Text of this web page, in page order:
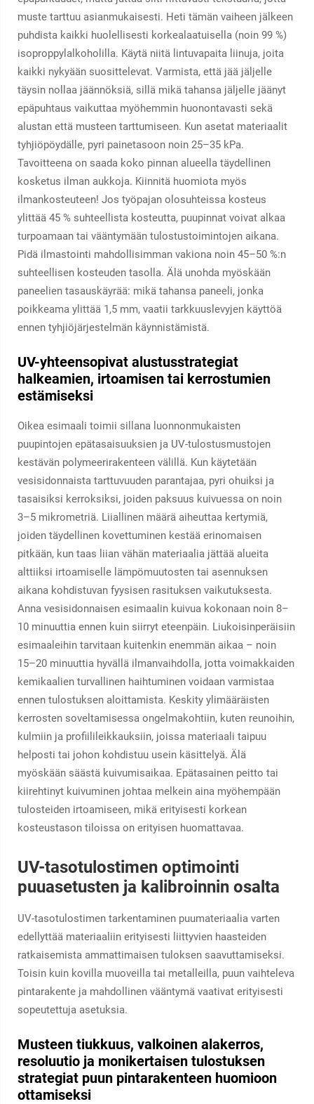
muste tarttuu asianmukaisesti. Heti tämän vaiheen jälkeen
puhdista kaikki huolellisesti korkealaatuisella (noin 99 %)
isoproppylalkoholilla. Käytä niitä lintuvapaita liinuja, joita
kaikki nykyään suosittelevat. Varmista, että jää jäljelle
täysin nollaa jäännöksiä, sillä mikä tahansa jäljelle jäänyt
epäpuhtaus vaikuttaa myöhemmin huonontavasti sekä
alustan että musteen tarttumiseen. Kun asetat materiaalit
tyhjiöpöydälle, pyri painetasoon noin 25–35 kPa.
Tavoitteena on saada koko pinnan alueella täydellinen
kosketus ilman aukkoja. Kiinnitä huomiota myös
ilmankosteuteen! Jos työpajan olosuhteissa kosteus
ylittää 45 % suhteellista kosteutta, puupinnat voivat alkaa
turpoamaan tai vääntymään tulostustoimintojen aikana.
Pidä ilmastointi mahdollisimman vakiona noin 45–50 %:n
suhteellisen kosteuden tasolla. Älä unohda myöskään
paneelien tasauskäyrää: mikä tahansa paneeli, jonka
poikkeama ylittää 1,5 mm, vaatii tarkkuuslevyjen käyttöä
ennen tyhjiöjärjestelmän käynnistämistä.
UV-yhteensopivat alustusstrategiat
halkeamien, irtoamisen tai kerrostumien
estämiseksi
Oikea esimaali toimii sillana luonnonmukaisten
puupintojen epätasaisuuksien ja UV-tulostusmustojen
kestävän polymeerirakenteen välillä. Kun käytetään
vesisidonnaista tarttuvuuden parantajaa, pyri ohuiksi ja
tasaisiksi kerroksiksi, joiden paksuus kuivuessa on noin
3–5 mikrometriä. Liiallinen määrä aiheuttaa kertymiä,
joiden täydellinen kovettuminen kestää erinomaisen
pitkään, kun taas liian vähän materiaalia jättää alueita
alttiiksi irtoamiselle lämpömuutosten tai asennuksen
aikana kohdistuvan fyysisen rasituksen vaikutuksesta.
Anna vesisidonnaisen esimaalin kuivua kokonaan noin 8–
10 minuuttia ennen kuin siirryt eteenpäin. Liukoisinperäisiin
esimaaleihin tarvitaan kuitenkin enemmän aikaa – noin
15–20 minuuttia hyvällä ilmanvaihdolla, jotta voimakkaiden
kemikaalien turvallinen haihtuminen voidaan varmistaa
ennen tulostuksen aloittamista. Keskity ylimääräisten
kerrosten soveltamisessa ongelmakohtiin, kuten reunoihin,
kulmiin ja profiilileikkauksiin, joissa materiaali taipuu
helposti tai johon kohdistuu usein käsittelyä. Älä
myöskään säästä kuivumisaikaa. Epätasainen peitto tai
kiirehtinyt kuivuminen johtaa melkein aina myöhempään
tulosteiden irtoamiseen, mikä erityisesti korkean
kosteustason tiloissa on erityisen huomattavaa.
UV-tasotulostimen optimointi
puuasetusten ja kalibroinnin osalta
UV-tasotulostimen tarkentaminen puumateriaalia varten
edellyttää materiaaliin erityisesti liittyvien haasteiden
ratkaisemista ammattimaisen tuloksen saavuttamiseksi.
Toisin kuin kovilla muoveilla tai metalleilla, puun vaihteleva
pintarakente ja mahdollinen vääntymä vaativat erityisesti
sopeutettuja asetuksia.
Musteen tiukkuus, valkoinen alakerros,
resoluutio ja monikertaisen tulostuksen
strategiat puun pintarakenteen huomioon
ottamiseksi